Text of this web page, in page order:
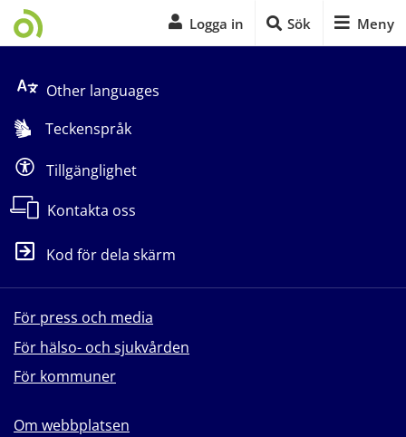
Logga in Sök Meny
Other languages
Teckenspråk
Tillgänglighet
Kontakta oss
Kod för dela skärm
För press och media
För hälso- och sjukvården
För kommuner
Om webbplatsen